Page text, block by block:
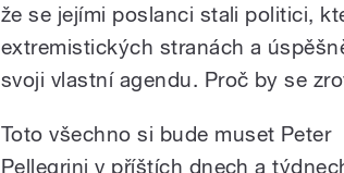
že se jejími poslanci stali politici,
extremistických stranách a
svoji vlastní agendu. Proč by se
Toto všechno si bude muset Peter
Pellegrini v příštích dnech a